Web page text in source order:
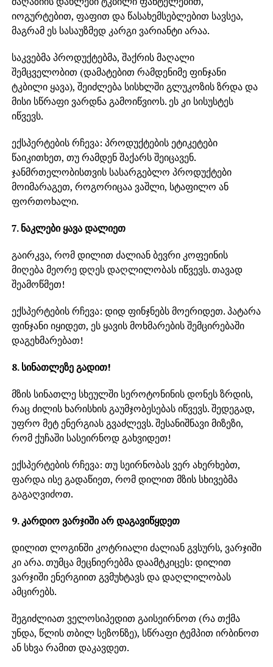
იოგურტებით, ფაფით და წასახემსებლებით სავსეა,
მაგრამ ეს სასაუზმედ კარგი ვარიანტი არაა.
საკვებმა პროდუქტებმა, შაქრის მაღალი
შემცველობით (დამატებით რამდენიმე ფინჯანი
ტკბილი ყავა), შეიძლება სისხლში გლუკოზის ზრდა და
მისი სწრაფი ვარდნა გამოიწვიოს. ეს კი სისუსტეს
იწვევს.
ექსპერტების რჩევა: პროდუქტების ეტიკეტები
წაიკითხეთ, თუ რამდენ შაქარს შეიცავენ.
ჯანმრთელობისთვის სასარგებლო პროდუქტები
მოიმარაგეთ, როგორიცაა ვაშლი, სტაფილო ან
ფორთოხალი.
7. ნაკლები ყავა დალიეთ
გაირკვა, რომ დილით ძალიან ბევრი კოფეინის
მიღება მეორე დღეს დაღლილობას იწვევს. თავად
შეამოწმეთ!
ექსპერტების რჩევა: დიდ ფინჯნებს მოერიდეთ. პატარა
ფინჯანი იყიდეთ, ეს ყავის მოხმარების შემცირებაში
დაგეხმარებათ!
8. სინათლეზე გადით!
მზის სინათლე სხეულში სეროტონინის დონეს ზრდის,
რაც ძილის ხარისხის გაუმჯობესებას იწვევს. შედეგად,
უფრო მეტ ენერგიას გვაძლევს. შესანიშნავი მიზეზი,
რომ ქუჩაში სასეირნოდ გახვიდეთ!
ექსპერტების რჩევა: თუ სეირნობას ვერ ახერხებთ,
ფარდა ისე გადაწიეთ, რომ დილით მზის სხივებმა
გაგაღვიძოთ.
9. კარდიო ვარჯიში არ დაგავიწყდეთ
დილით ლოგინში კოტრიალი ძალიან გვსურს, ვარჯიში
კი არა. თუმცა მეცნიერებმა დაამტკიცეს: დილით
ვარჯიში ენერგიით გვმუხტავს და დაღლილობას
ამცირებს.
შეგიძლიათ ველოსიპედით გაისეირნოთ (რა თქმა
უნდა, წლის თბილ სეზონზე), სწრაფი ტემპით ირბინოთ
ან სხვა რამით დაკავდეთ.